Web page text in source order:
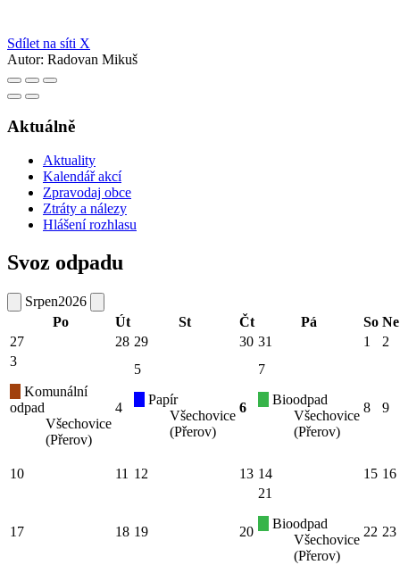
Sdílet na síti X
Autor: Radovan Mikuš
Aktuálně
Aktuality
Kalendář akcí
Zpravodaj obce
Ztráty a nálezy
Hlášení rozhlasu
Svoz odpadu
Srpen2026
Po
Út St Čt Pá So Ne
27
28 29 30 31 1
2
3
Komunální
odpad
Všechovice
(Přerov)
4
5
Papír
Všechovice
(Přerov)
6
7
Bioodpad
Všechovice
(Přerov)
8 9
10 11 12 13 14 15 16
17 18 19 20
21
Bioodpad
Všechovice
(Přerov)
22 23